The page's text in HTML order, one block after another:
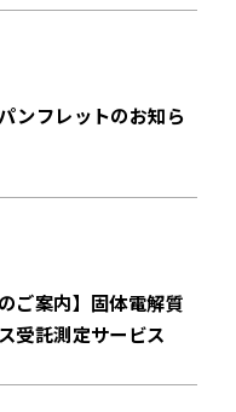
ンフレットのお知ら
ご案内】固体電解質
受託測定サービス